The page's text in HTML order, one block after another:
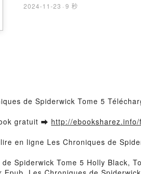
2024-11-23 · 9 秒
de Spiderwick Tome 5
gratuit ➡ http://
en ligne Les Chroniques de
Spiderwick Tome 5 Holly Black,